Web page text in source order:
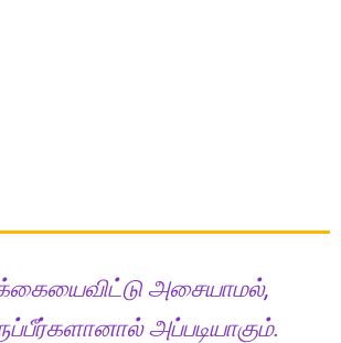
அசையாமல்,
அப்படியாகும்.